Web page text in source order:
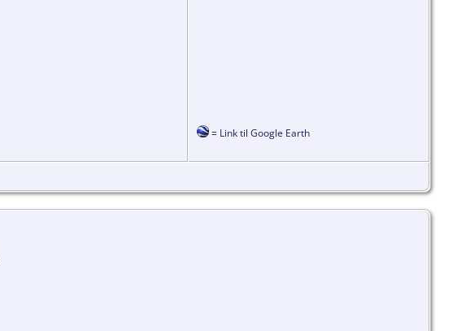
= Link til Google Earth